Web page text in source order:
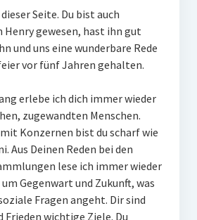
Seite. Du bist auch
gewesen, hast ihn gut
und uns eine wunderbare Rede
vor fünf Jahren gehalten.
erlebe ich dich immer wieder
zugewandten Menschen.
Konzernen bist du scharf wie
Aus Deinen Reden bei den
lese ich immer wieder
Gegenwart und Zukunft, was
Fragen angeht. Dir sind
wichtige Ziele. Du